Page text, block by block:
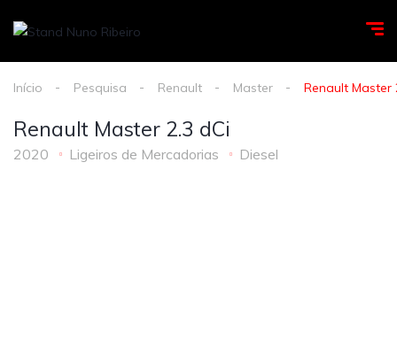
Início Pesquisa Renault Master Renault Master
Renault Master 2.3 dCi
2020 Ligeiros de Mercadorias Diesel